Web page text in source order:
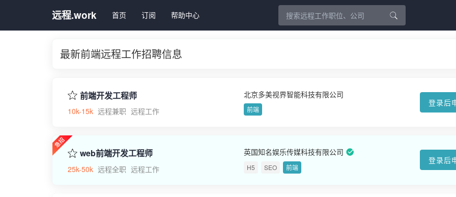
远程.work 首页 订阅 帮助中心
最新前端远程工作招聘信息
前端开发工程师
10k-15k 远程兼职 远程工作
北京多美视界智能科技有限公司
前端
登录后
web前端开发工程师
25k-50k 远程全职 远程工作
英国知名娱乐传媒科技有限公司
H5 SEO 前端
登录后